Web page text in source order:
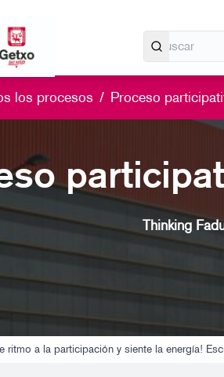
los procesos / Proceso
Thinking
ritmo a la participación y siente la energía!